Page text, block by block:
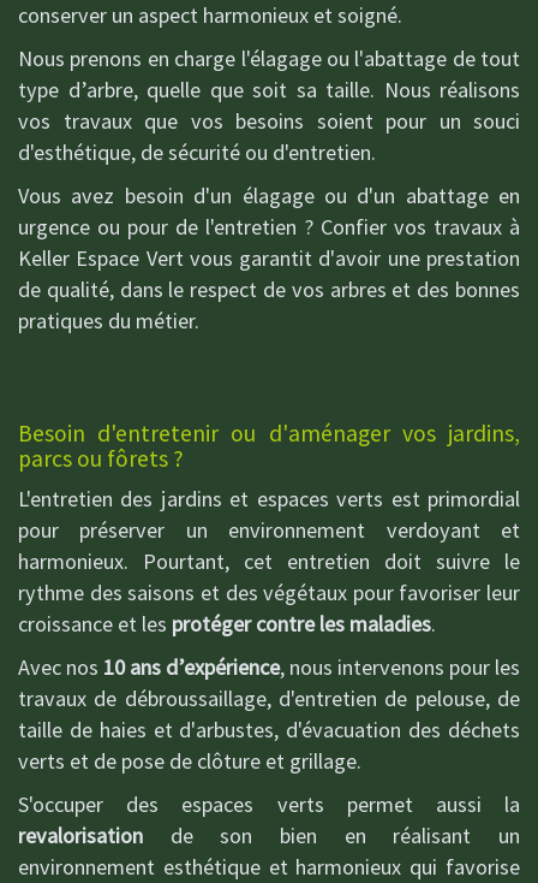
conserver un aspect harmonieux et soigné.
Nous prenons en charge l'élagage ou l'abattage de tout
type d’arbre, quelle que soit sa taille. Nous réalisons
vos travaux que vos besoins soient pour un souci
d'esthétique, de sécurité ou d'entretien.
Vous avez besoin d'un élagage ou d'un abattage en
urgence ou pour de l'entretien ? Confier vos travaux à
Keller Espace Vert vous garantit d'avoir une prestation
de qualité, dans le respect de vos arbres et des bonnes
pratiques du métier.
Besoin d'entretenir ou d'aménager vos jardins,
parcs ou fôrets ?
L'entretien des jardins et espaces verts est primordial
pour préserver un environnement verdoyant et
harmonieux. Pourtant, cet entretien doit suivre le
rythme des saisons et des végétaux pour favoriser leur
croissance et les protéger contre les maladies.
Avec nos 10 ans d’expérience, nous intervenons pour les
travaux de débroussaillage, d'entretien de pelouse, de
taille de haies et d'arbustes, d'évacuation des déchets
verts et de pose de clôture et grillage.
S'occuper des espaces verts permet aussi la
revalorisation de son bien en réalisant un
environnement esthétique et harmonieux qui favorise